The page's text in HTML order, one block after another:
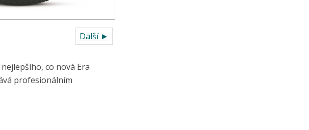
Další ►
co nová Era
profesionálním